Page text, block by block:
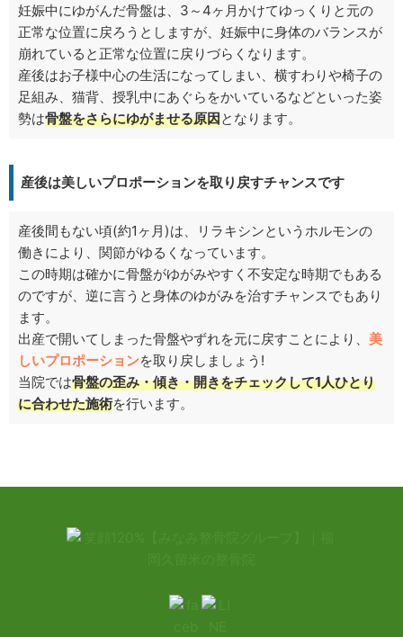
妊娠中にゆがんだ骨盤は、3～4ヶ月かけてゆっくりと元の
正常な位置に戻ろうとしますが、妊娠中に身体のバランスが
崩れていると正常な位置に戻りづらくなります。
産後はお子様中心の生活になってしまい、横すわりや椅子の
足組み、猫背、授乳中にあぐらをかいているなどといった姿
勢は骨盤をさらにゆがませる原因となります。
産後は美しいプロポーションを取り戻すチャンスです
産後間もない頃(約1ヶ月)は、リラキシンというホルモンの
働きにより、関節がゆるくなっています。
この時期は確かに骨盤がゆがみやすく不安定な時期でもある
のですが、逆に言うと身体のゆがみを治すチャンスでもあり
ます。
出産で開いてしまった骨盤やずれを元に戻すことにより、 美
しいプロポーションを取り戻しましょう!
当院では骨盤の歪み・傾き・開きをチェックして1人ひとり
に合わせた施術を行います。